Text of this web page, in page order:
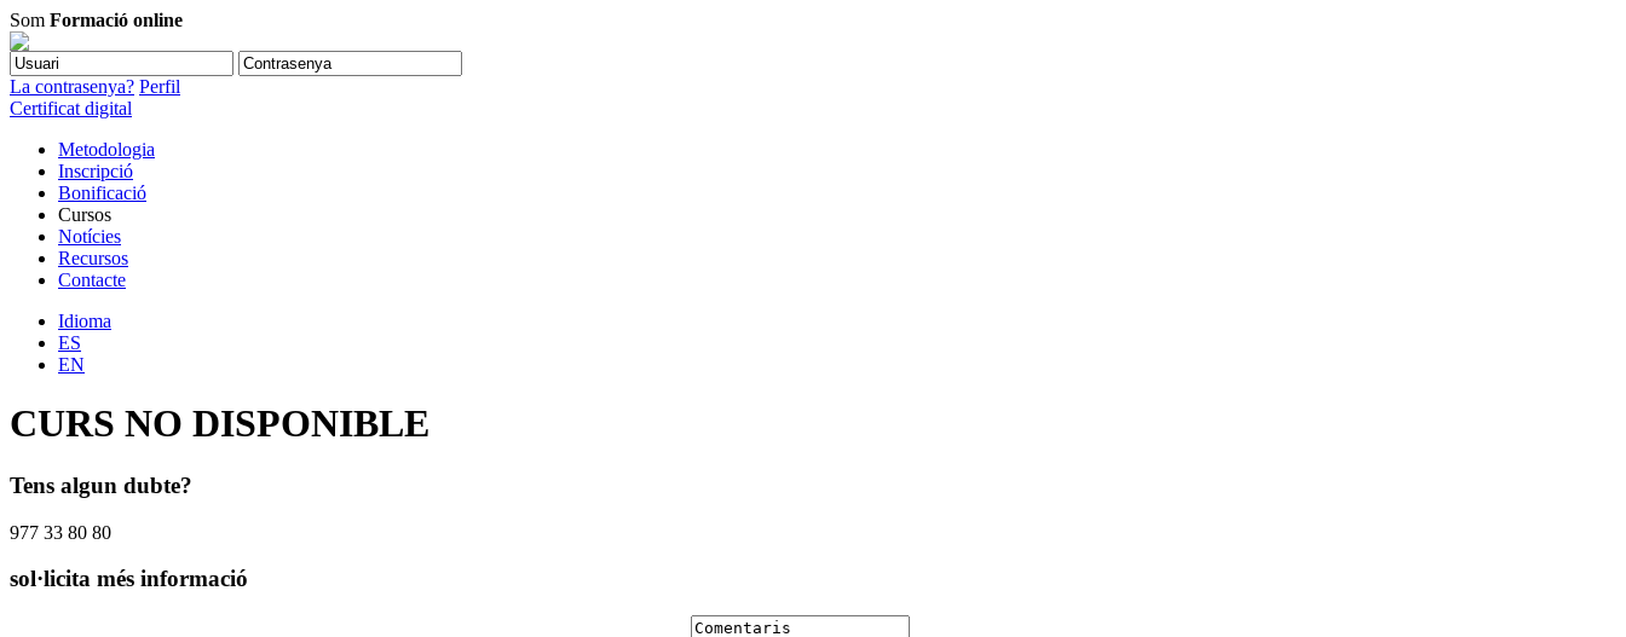
Som Formació online
La contrasenya? Perfil
Certificat digital
Metodologia
Inscripció
Bonificació
Cursos
Notícies
Recursos
Contacte
Idioma
ES
EN
CURS NO DISPONIBLE
Tens algun dubte?
977 33 80 80
sol·licita més informació